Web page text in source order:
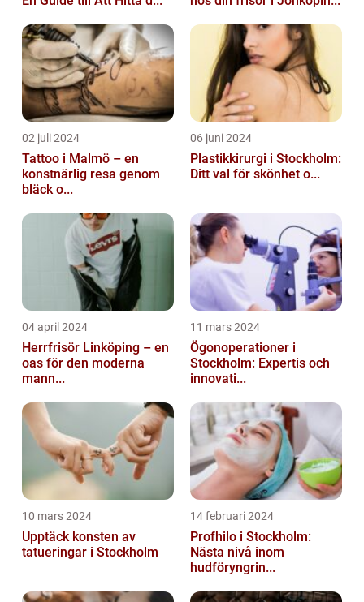
02 juli 2024
Tattoo i Malmö – en
konstnärlig resa genom
bläck o...
06 juni 2024
Plastikkirurgi i Stockholm:
Ditt val för skönhet o...
04 april 2024
Herrfrisör Linköping – en
oas för den moderna
mann...
11 mars 2024
Ögonoperationer i
Stockholm: Expertis och
innovati...
10 mars 2024
Upptäck konsten av
tatueringar i Stockholm
14 februari 2024
Profhilo i Stockholm:
Nästa nivå inom
hudföryngrin...